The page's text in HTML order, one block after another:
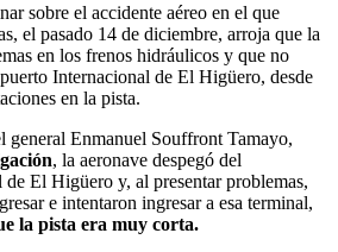
sobre el accidente aéreo en el que
el pasado 14 de diciembre, arroja que la
en los frenos hidráulicos y que no
Internacional de El Higüero, desde
en la pista.
general Enmanuel Souffront Tamayo,
, la aeronave despegó del
El Higüero y, al presentar problemas,
e intentaron ingresar a esa terminal,
la pista era muy corta.